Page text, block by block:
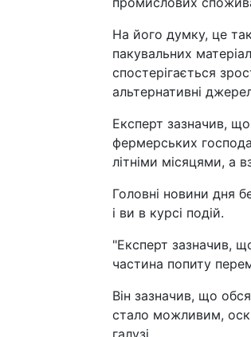
На його думку, це
пакувальних
спостерігається
альтернативні
Експерт зазначив,
фермерських
літніми місяцями, а
Головні новини дня
і ви в курсі подій.
"Експерт зазначив,
частина попиту
Він зазначив, що
стало можливим,
галузі.